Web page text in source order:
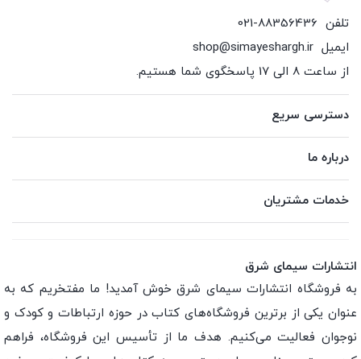
تلفن 021-88356436
ایمیل shop@simayeshargh.ir
از ساعت 8 الی 17 پاسخگوی شما هستیم.
دسترسی سریع
درباره ما
خدمات مشتریان
انتشارات سیمای شرق
به فروشگاه انتشارات سیمای شرق خوش آمدید! ما مفتخریم که به
عنوان یکی از برترین فروشگاه‌های کتاب در حوزه ارتباطات و کودک و
نوجوان فعالیت می‌کنیم. هدف ما از تأسیس این فروشگاه، فراهم